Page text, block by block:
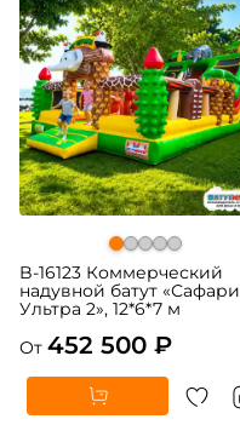
B-16123 Коммерческий
надувной батут «Сафари
Ультра 2», 12*6*7 м
От 452 500 ₽